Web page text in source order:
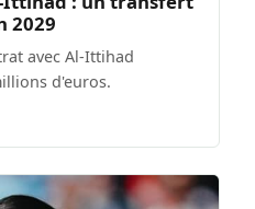
2029
avec Al-Ittihad
d'euros.